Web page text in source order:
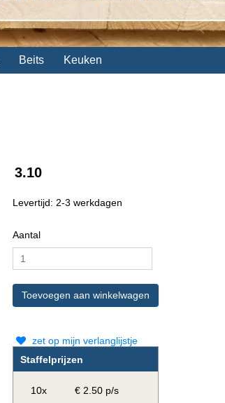
Beits Keuken
3.10
Levertijd: 2-3 werkdagen
Aantal
zet op mijn verlanglijstje
Staffelprijzen
10x € 2.50 p/s